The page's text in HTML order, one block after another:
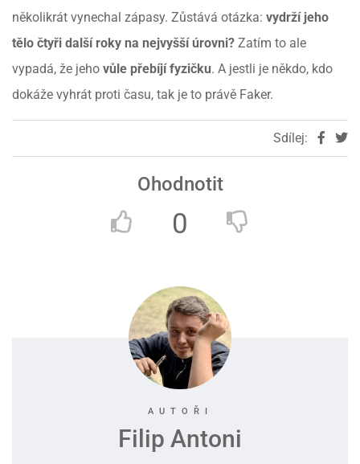
několikrát vynechal zápasy. Zůstává otázka: vydrží jeho
tělo čtyři další roky na nejvyšší úrovni? Zatím to ale
vypadá, že jeho vůle přebíjí fyzičku. A jestli je někdo, kdo
dokáže vyhrát proti času, tak je to právě Faker.
Sdílej:
Ohodnotit
0
Filip Antoni